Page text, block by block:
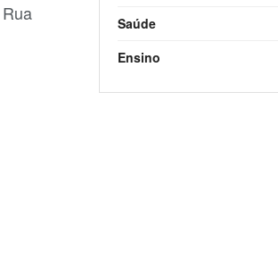
Saúde
Ensino